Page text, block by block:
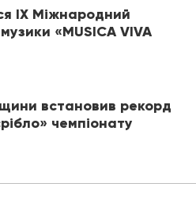
IX Міжнародний
«MUSICA VIVA
встановив рекорд
чемпіонату